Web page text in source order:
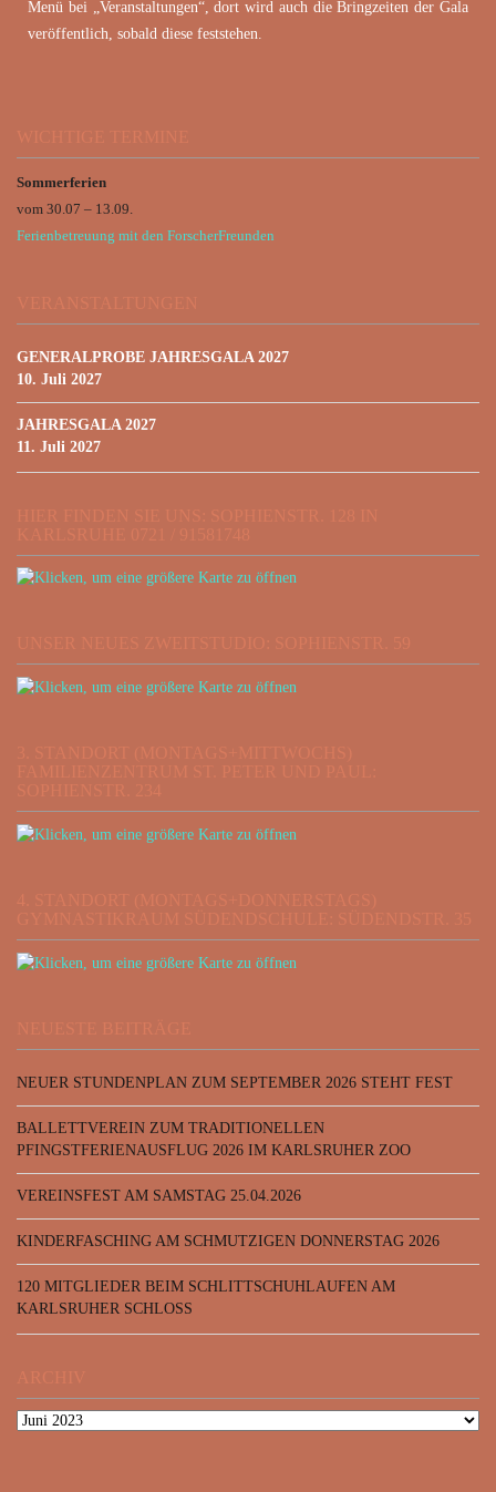
Menü bei „Veranstaltungen“, dort wird auch die Bringzeiten der Gala
veröffentlich, sobald diese feststehen.
WICHTIGE TERMINE
Sommerferien
vom 30.07 – 13.09.
Ferienbetreuung mit den ForscherFreunden
VERANSTALTUNGEN
GENERALPROBE JAHRESGALA 2027
10. Juli 2027
JAHRESGALA 2027
11. Juli 2027
HIER FINDEN SIE UNS: SOPHIENSTR. 128 IN
KARLSRUHE 0721 / 91581748
UNSER NEUES ZWEITSTUDIO: SOPHIENSTR. 59
3. STANDORT (MONTAGS+MITTWOCHS)
FAMILIENZENTRUM ST. PETER UND PAUL:
SOPHIENSTR. 234
4. STANDORT (MONTAGS+DONNERSTAGS)
GYMNASTIKRAUM SÜDENDSCHULE: SÜDENDSTR. 35
NEUESTE BEITRÄGE
NEUER STUNDENPLAN ZUM SEPTEMBER 2026 STEHT FEST
BALLETTVEREIN ZUM TRADITIONELLEN
PFINGSTFERIENAUSFLUG 2026 IM KARLSRUHER ZOO
VEREINSFEST AM SAMSTAG 25.04.2026
KINDERFASCHING AM SCHMUTZIGEN DONNERSTAG 2026
120 MITGLIEDER BEIM SCHLITTSCHUHLAUFEN AM
KARLSRUHER SCHLOSS
ARCHIV